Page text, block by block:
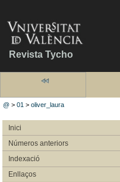
Revista Tycho
@ >01 >oliver_laura
Inici
Números anteriors
Indexació
Enllaços